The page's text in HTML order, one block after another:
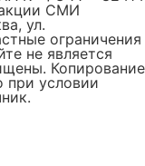
СМИ
ул.
ограничения
не является
Копирование
при условии